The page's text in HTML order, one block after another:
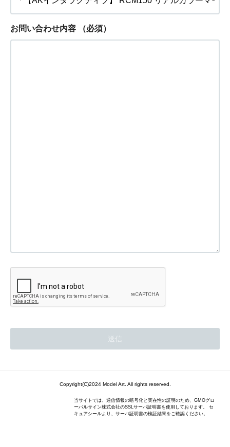
お問い合わせ内容 （必須）
Copyright(C)2024 Model Art. All rights reserved.
当サイトでは、通信情報の暗号化と実在性の証明のため、GMOグロ
ーバルサイン株式会社のSSLサーバ証明書を使用しております。 セ
キュアシールより、サーバ証明書の検証結果をご確認ください。